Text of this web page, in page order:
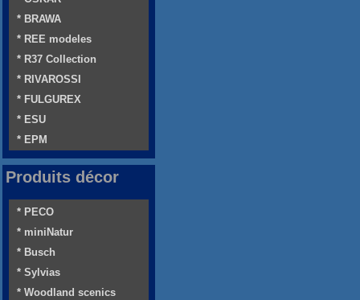
* BRAWA
* REE modeles
* R37 Collection
* RIVAROSSI
* FULGUREX
* ESU
* EPM
Produits décor
* PECO
* miniNatur
* Busch
* Sylvias
* Woodland scenics